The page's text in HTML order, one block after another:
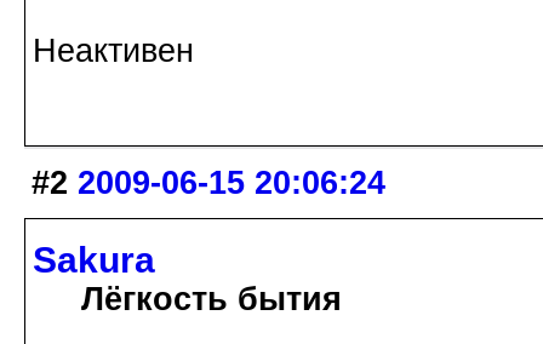
Неактивен
#2 2009-06-15 20:06:24
Sakura
Лёгкость бытия